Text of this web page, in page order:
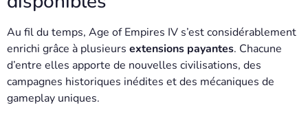
Au fil du temps, Age of Empires IV s’est considérablement
enrichi grâce à plusieurs extensions payantes. Chacune
d’entre elles apporte de nouvelles civilisations, des
campagnes historiques inédites et des mécaniques de
gameplay uniques.